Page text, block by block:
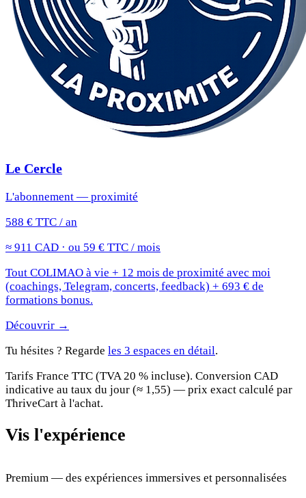
Le Cercle
L'abonnement — proximité
588 € TTC / an
≈ 911 CAD · ou 59 € TTC / mois
Tout COLIMAO à vie + 12 mois de proximité avec moi
(coachings, Telegram, concerts, feedback) + 693 € de
formations bonus.
Découvrir →
Tu hésites ? Regarde les 3 espaces en détail.
Tarifs France TTC (TVA 20 % incluse). Conversion CAD
indicative au taux du jour (≈ 1,55) — prix exact calculé par
ThriveCart à l'achat.
Vis l'expérience
Premium — des expériences immersives et personnalisées